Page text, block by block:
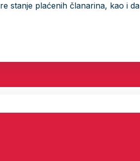
stanje plaćenih članarina, kao i da